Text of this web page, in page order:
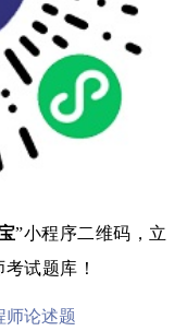
”小程序二维码，立
试题库！
师论述题